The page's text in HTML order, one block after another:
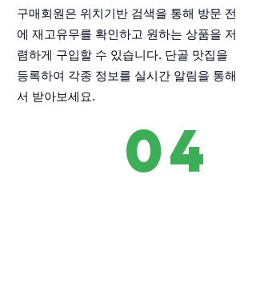
구매회원은 위치기반 검색을 통해 방문 전
에 재고유무를 확인하고 원하는 상품을 저
렴하게 구입할 수 있습니다. 단골 맛집을
등록하여 각종 정보를 실시간 알림을 통해
서 받아보세요.
04